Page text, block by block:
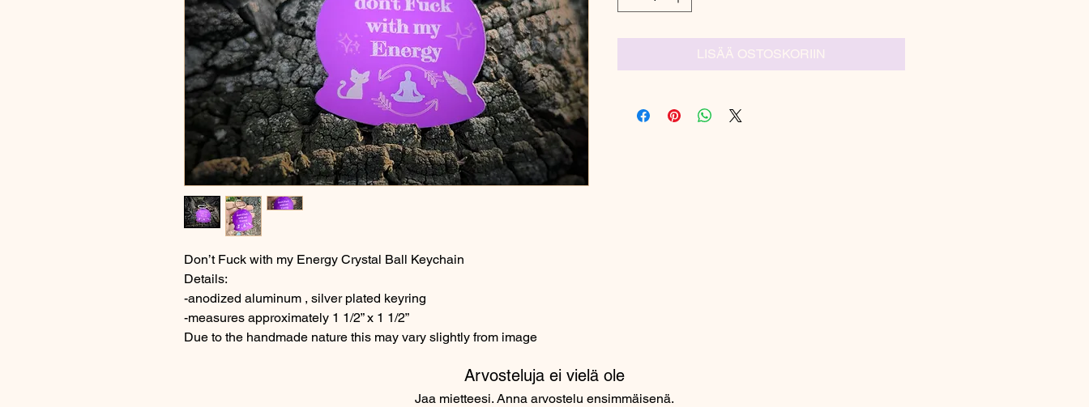
Don’t Fuck with my Energy Crystal Ball Keychain
Details:
-anodized aluminum , silver plated keyring
-measures approximately 1 1/2” x 1 1/2”
Due to the handmade nature this may vary slightly from image
LISÄÄ OSTOSKORIIN
Arvosteluja ei vielä ole
Jaa mietteesi. Anna arvostelu ensimmäisenä.